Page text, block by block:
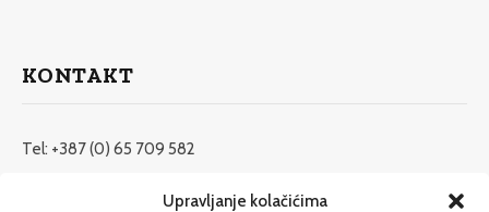
Upravljanje kolačićima
KONTAKT
Tel: +387 (0) 65 709 582
redakcija@etrafika.net